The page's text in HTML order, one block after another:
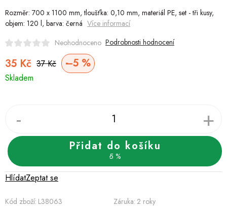
Akční ceny
Vrácení a reklamace
Podmínky ochrany osobních údajů
Obchodní podmínky pro podnikatele
Zásady používání cookies
37 Kč –5 %
35 Kč
Měrná
Skladem
Přidat do košíku
5 %
Kód zboží: L38063 Záruka: 2 roky
Zeptat se
Hlídat
Rozměr: 700 x 1100 mm, tloušťka: 0,10 mm, materiál PE, set - tři kusy,
objem: 120 l, barva: černá Více informací
Neohodnoceno Podrobnosti hodnocení